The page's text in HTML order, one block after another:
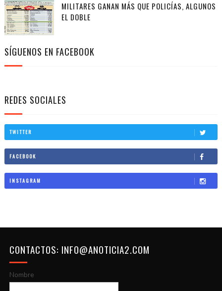
MILITARES GANAN MÁS QUE POLICÍAS, ALGUNOS
EL DOBLE
SÍGUENOS EN FACEBOOK
REDES SOCIALES
TWITTER
FACEBOOK
INSTAGRAM
CONTACTOS: INFO@ANOTICIA2.COM
Nombre